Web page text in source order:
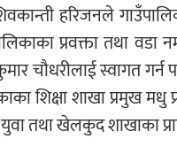
हरिजनले
प्रवक्ता तथा वडा
चौधरीलाई स्वागत गर्न
शिक्षा शाखा प्रमुख मधु
तथा खेलकुद शाखाका